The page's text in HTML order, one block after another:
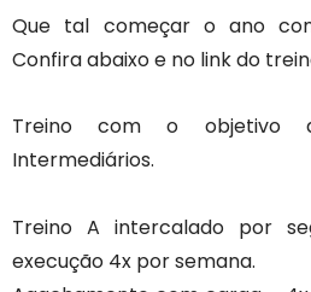
Que tal começar o ano
Confira abaixo e no link do
Treino com o objetivo
Intermediários.
Treino A intercalado por
execução 4x por semana.